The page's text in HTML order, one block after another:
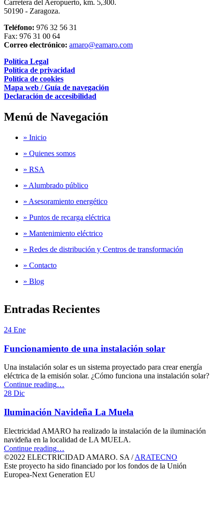
Carretera del Aeropuerto, km. 5,300.
50190 - Zaragoza.
Teléfono: 976 32 56 31
Fax: 976 31 00 64
Correo electrónico: amaro@eamaro.com
Política Legal
Política de privacidad
Política de cookies
Mapa web / Guía de navegación
Declaración de accesibilidad
Menú de Navegación
» Inicio
» Quienes somos
» RSA
» Alumbrado público
» Asesoramiento energético
» Puntos de recarga eléctrica
» Mantenimiento eléctrico
» Redes de distribución y Centros de transformación
» Contacto
» Blog
Entradas Recientes
24 Ene
Funcionamiento de una instalación solar
Una instalación solar es un sistema proyectado para crear energía
eléctrica de la emisión solar. ¿Cómo funciona una instalación solar?
Continue reading“Funcionamiento
instalación
solar”
…
28 Dic
Iluminación Navideña La Muela
Electricidad AMARO ha realizado la instalación de la iluminación
navideña en la localidad de LA MUELA.
Continue reading“Iluminación
Navideña
La
Muela”
…
©2022 ELECTRICIDAD AMARO. SA /ARATECNO
Este proyecto ha sido financiado por los fondos de la Unión
Europea-Next Generation EU